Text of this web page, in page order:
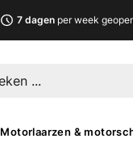
7 dagenper week
Motorlaarzen &